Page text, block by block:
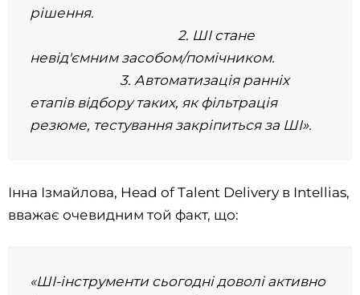
рішення.
2. ШІ стане
невід'ємним засобом/помічником.
3. Автоматизація ранніх
етапів відбору таких, як фільтрація
резюме, тестування закріпиться за ШІ».
Інна Ізмайлова, Head of Talent Delivery в Intellias,
вважає очевидним той факт, що:
«ШІ-інструменти сьогодні доволі активно